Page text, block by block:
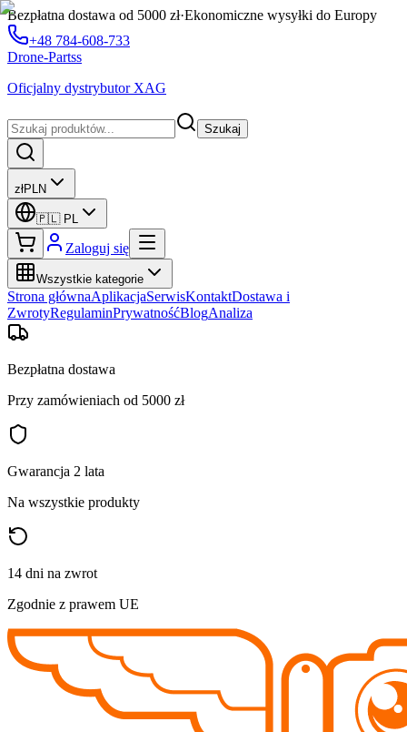
Bezpłatna dostawa od 5000 zł·Ekonomiczne wysyłki do Europy
+48 784-608-733
Drone-Partss
Oficjalny dystrybutor XAG
Szukaj
złPLN
🇵🇱 PL
Zaloguj się
Wszystkie kategorie
Strona głównaAplikacjaSerwisKontaktDostawa i
ZwrotyRegulaminPrywatnośćBlogAnaliza
Bezpłatna dostawa
Przy zamówieniach od 5000 zł
Gwarancja 2 lata
Na wszystkie produkty
14 dni na zwrot
Zgodnie z prawem UE